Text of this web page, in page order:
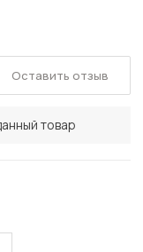
товар
Оставить отзыв